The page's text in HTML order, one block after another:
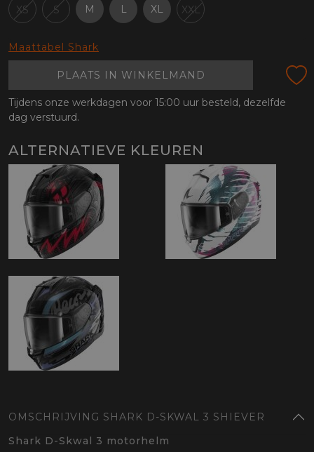
XS S M L XL XXL
Maattabel Shark
PLAATS IN WINKELMAND
Tijdens onze werkdagen voor 15:00 uur besteld, dezelfde
dag verstuurd.
ALTERNATIEVE KLEUREN
OMSCHRIJVING SHARK D-SKWAL 3 SHIEVER
Shark D-Skwal 3 motorhelm